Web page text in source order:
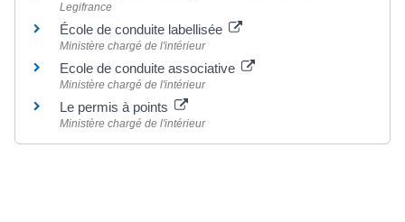
Legifrance
École de conduite labellisée
Ministère chargé de l'intérieur
Ecole de conduite associative
Ministère chargé de l'intérieur
Le permis à points
Ministère chargé de l'intérieur